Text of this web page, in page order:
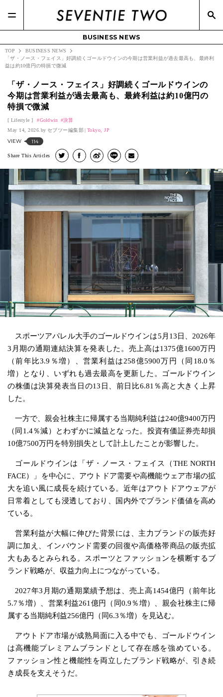
BUSINESS NEWS
TOP
BUSINESS NEWS
「ザ・ノース・フェイス」好調続くゴールドウインの今期は営業利益が過去最高も、最終利
益は約10億円の特損で微減
「ザ・ノース・フェイス」好調続くゴールドウインの
今期は営業利益が過去最高も、最終利益は約10億円の
特損で微減
Lifestyle Goldwin
決算
May 14, 2026.
セブツー編集部 Tokyo, JP
VIEW 114
Share This Articles
スポーツアパレル大手のゴールドウインは5月13日、2026年
3月期の通期連結決算を発表した。売上高は1375億1600万円
（前年比3.9％増）、営業利益は258億5900万円（同18.0％
増）となり、いずれも過去最高を更新した。ゴールドウイン
の株価は決算発表当日の13日、前日比6.81％高と大きく上昇
した。
一方で、親会社株主に帰属する当期純利益は240億9400万円
（同1.4％減）とわずかに減益となった。投資有価証券売却損
10億7500万円を特別損失として計上したことが影響した。
ゴールドウインは「ザ・ノース・フェイス（THE NORTH
FACE）」を中心に、アウトドア需要や高機能ウェア市場の拡
大を追い風に成長を続けている。近年はアウトドアウェアが
日常着としても浸透しており、国内外でブランド価値を高め
ている。
営業利益が大幅に伸びた背景には、主力ブランドの販売好
調に加え、インバウンド需要の回復や高価格帯商品の販売拡
大もあるとみられる。スポーツとファッションを横断するブ
ランド戦略が、収益力向上につながっている。
2027年3月期の通期業績予想は、売上高1454億円（前年比
5.7％増）、営業利益261億円（同0.9％増）、親会社株主に帰
属する当期純利益256億円（同6.3％増）を見込む。
アウトドア市場が成熟局面に入る中でも、ゴールドウイン
は高機能プレミアムブランドとして存在感を強めている。
ファッション性と機能性を両立したブランド戦略が、引き続
き成長を支えそうだ。